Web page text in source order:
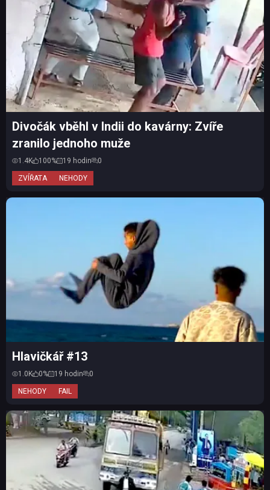
ZVÍŘATA NEHODY
Divočák vběhl v Indii do kavárny: Zvíře
zranilo jednoho muže
1.4K 100% 19 hodin 0
NEHODY FAIL
Hlavičkář #13
1.0K 0% 19 hodin 0